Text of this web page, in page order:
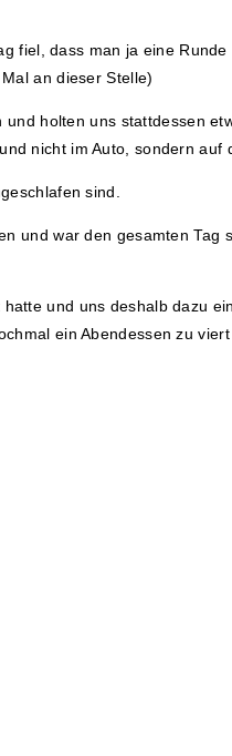
fiel, dass man ja eine
an dieser Stelle)
holten uns stattdessen
nicht im Auto, sondern auf
sind.
und war den gesamten Tag
und uns deshalb dazu
ein Abendessen zu